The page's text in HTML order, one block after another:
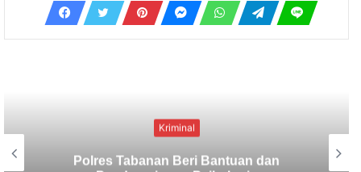
Kriminal
Berbekal CCTV, Pelaku Tabrak Lari